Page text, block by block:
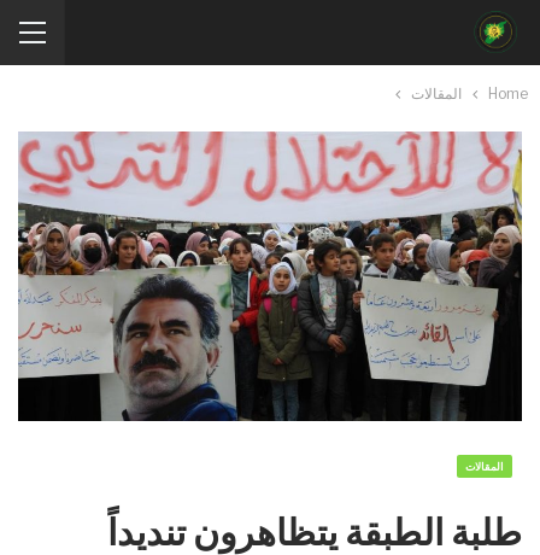
Home المقالات
المقالات
طلبة الطبقة يتظاهرون تنديداً